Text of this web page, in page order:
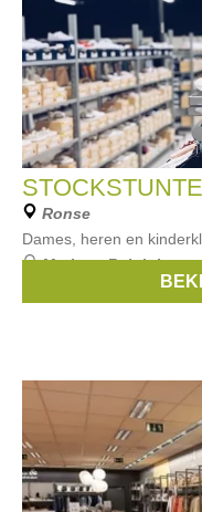
Ronse
Dames, heren en
Merken:Ralph